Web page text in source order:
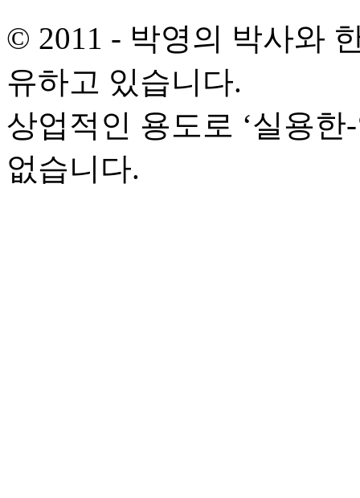
© 2011 - 박영의 박사와
유하고 있습니다.
상업적인 용도로 ‘실용
없습니다.